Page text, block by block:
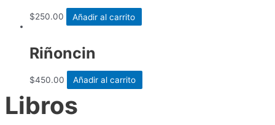
$250.00 Añadir al carrito
Riñoncin
$450.00 Añadir al carrito
Libros